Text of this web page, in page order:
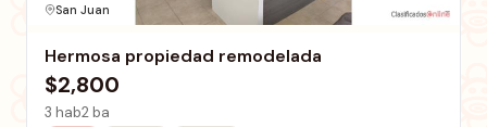
San Juan
Hermosa propiedad remodelada
$2,800
3 hab2 ba